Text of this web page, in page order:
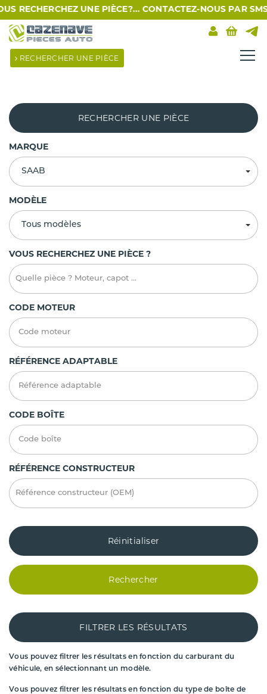
UNE PIÈCE?... CONTACTEZ-NOUS PAR SMS
RECHERCHER UNE PIÈCE
RECHERCHER UNE PIÈCE
MARQUE
SAAB
MODÈLE
Tous modèles
VOUS RECHERCHEZ UNE PIÈCE ?
CODE MOTEUR
RÉFÉRENCE ADAPTABLE
CODE BOÎTE
RÉFÉRENCE CONSTRUCTEUR
Réinitialiser
Rechercher
FILTRER LES RÉSULTATS
Vous pouvez filtrer les résultats en fonction du carburant du
véhicule, en sélectionnant un modèle.
Vous pouvez filtrer les résultats en fonction du type de boîte de